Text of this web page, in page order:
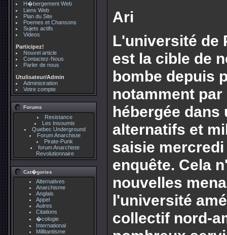
H�bergement Web
Liens Web
Plan du Site
Poemes et Chansons
Sujets actifs
Videos
Participez!
Nouvel article
Contactez-Nous
Parler de nous
Utulisateur/Admin
Administration
Votre compte
Forums
Resistance
Les Insoumis
Quebec Underground
Forum Anarchiste
Pirate-Punk
forum Anarchiste
Revolutionnaire
Cat�gories
Alternatives
Anarchisme
Anglais
Appel
Autres
Citations
�cologie
International
Millitantisme
Ari
L'université de
est la cible de
bombe depuis
notamment
hébergée
alternatifs et
saisie
enquête. Cela
nouvelles
l'université
collectif nord-